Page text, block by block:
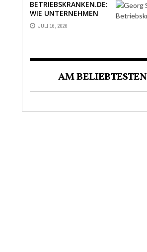
BETRIEBSKRANKEN.DE:
WIE UNTERNEHMEN
IHRE MITARBEITER
DANK PKV-STATUS
JULI 16, 2026
AM BELIEBTESTEN